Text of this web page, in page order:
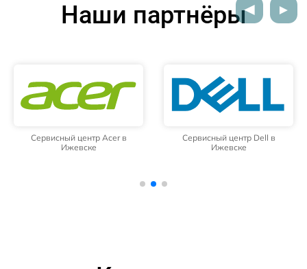
Наши партнёры
Сервисный центр Acer в
Ижевске
Сервисный центр Dell в
Ижевске